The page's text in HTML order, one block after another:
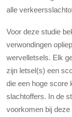
alle
Voor deze studie
verwondingen
wervelletsels. Elk
zijn letsel(s) een
die een hoge score
slachtoffers. In de
voorkomen bij